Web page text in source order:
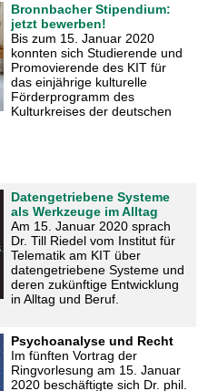
Bronnbacher Stipendium:
jetzt bewerben!
Bis zum 15. Januar 2020
konnten sich Studierende und
Promovierende des KIT für
das einjährige kulturelle
Förderprogramm des
Kulturkreises der deutschen
Datengetriebene Systeme
als Werkzeuge im Alltag
Am 15. Januar 2020 sprach
Dr. Till Riedel vom Institut für
Telematik am KIT über
datengetriebene Systeme und
deren zukünftige Entwicklung
in Alltag und Beruf.
Psychoanalyse und Recht
Im fünften Vortrag der
Ringvorlesung am 15. Januar
2020 beschäftigte sich Dr. phil.